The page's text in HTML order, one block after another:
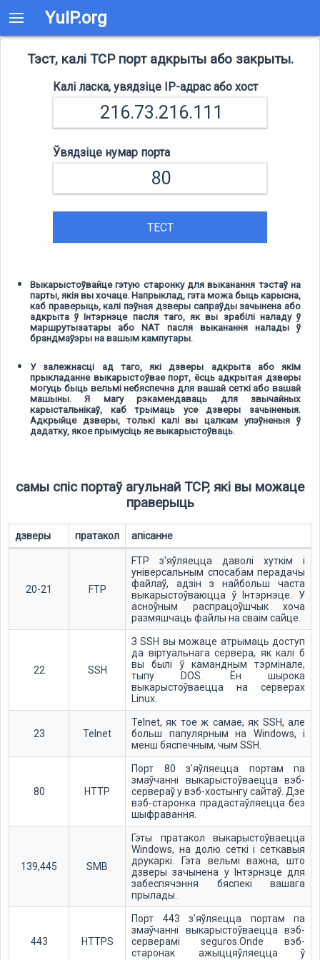
YuIP.org
Тэст, калі TCP порт адкрыты або закрыты.
Калі ласка, увядзіце IP-адрас або хост
Ўвядзіце нумар порта
ТЕСТ
Выкарыстоўвайце гэтую старонку для выканання тэстаў на
парты, якія вы хочаце. Напрыклад, гэта можа быць карысна,
каб праверыць, калі пэўная дзверы сапраўды зачынена або
адкрыта ў Інтэрнэце пасля таго, як вы зрабілі наладу ў
маршрутызатары або NAT пасля выканання налады ў
брандмаўэры на вашым кампутары.
У залежнасці ад таго, які дзверы адкрыта або якім
прыкладанне выкарыстоўвае порт, ёсць адкрытая дзверы
могуць быць вельмі небяспечна для вашай сеткі або вашай
машыны. Я магу рэкамендаваць для звычайных
карыстальнікаў, каб трымаць усе дзверы зачыненыя.
Адкрыйце дзверы, толькі калі вы цалкам упэўненыя ў
дадатку, якое прымусіць яе выкарыстоўваць.
самы спіс портаў агульнай TCP, які вы можаце
праверыць
дзверы пратакол апісанне
20-21 FTP
FTP з'яўляецца даволі хуткім і
універсальным спосабам перадачы
файлаў, адзін з найбольш часта
выкарыстоўваюцца ў Інтэрнэце. У
асноўным распрацоўшчык хоча
размяшчаць файлы на сваім сайце.
22 SSH
З SSH вы можаце атрымаць доступ
да віртуальнага сервера, як калі б
вы былі ў камандным тэрмінале,
тыпу DOS. Ён шырока
выкарыстоўваецца на серверах
Linux.
23 Telnet
Telnet, як тое ж самае, як SSH, але
больш папулярным на Windows, і
менш бяспечным, чым SSH.
80 HTTP
Порт 80 з'яўляецца портам па
змаўчанні выкарыстоўваецца вэб-
сервераў у вэб-хостынгу сайтаў. Дзе
вэб-старонка прадастаўляецца без
шыфравання.
139,445 SMB
Гэты пратакол выкарыстоўваецца
Windows, на долю сеткі і сеткавыя
друкаркі. Гэта вельмі важна, што
дзверы зачынена у Інтэрнэце для
забеспячэння бяспекі вашага
прылады.
443 HTTPS
Порт 443 з'яўляецца портам па
змаўчанні выкарыстоўваецца вэб-
серверамі seguros.Onde вэб-
старонак ажыццяўляецца ў